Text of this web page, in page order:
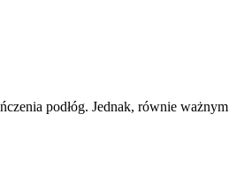
podłóg. Jednak, równie